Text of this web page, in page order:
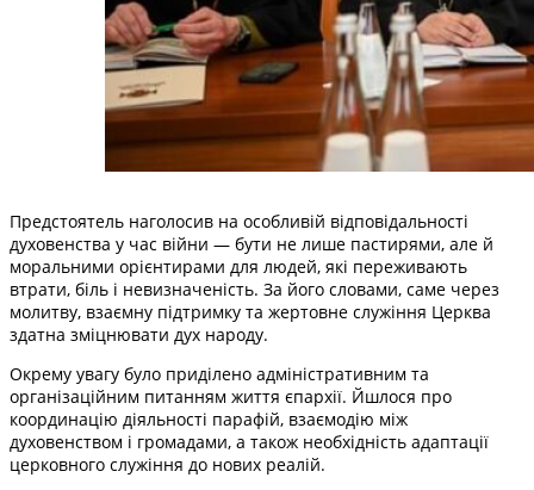
Предстоятель наголосив на особливій відповідальності
духовенства у час війни — бути не лише пастирями, але й
моральними орієнтирами для людей, які переживають
втрати, біль і невизначеність. За його словами, саме через
молитву, взаємну підтримку та жертовне служіння Церква
здатна зміцнювати дух народу.
Окрему увагу було приділено адміністративним та
організаційним питанням життя єпархії. Йшлося про
координацію діяльності парафій, взаємодію між
духовенством і громадами, а також необхідність адаптації
церковного служіння до нових реалій.